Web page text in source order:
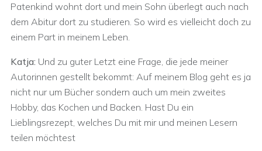
Patenkind wohnt dort und mein Sohn überlegt auch nach
dem Abitur dort zu studieren. So wird es vielleicht doch zu
einem Part in meinem Leben.
Katja: Und zu guter Letzt eine Frage, die jede meiner
Autorinnen gestellt bekommt: Auf meinem Blog geht es ja
nicht nur um Bücher sondern auch um mein zweites
Hobby, das Kochen und Backen. Hast Du ein
Lieblingsrezept, welches Du mit mir und meinen Lesern
teilen möchtest